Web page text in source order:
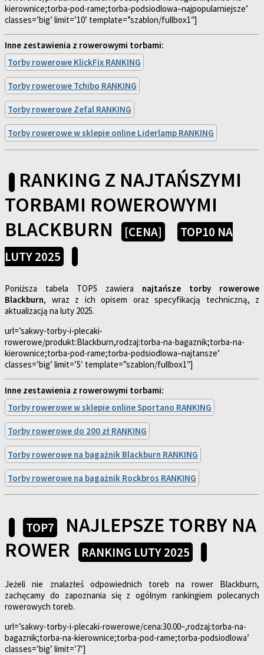
kierownice;torba-pod-rame;torba-podsiodlowa–najpopularniejsze’
classes=’big’ limit=’10’ template=”szablon/fullbox1″]
Inne zestawienia z rowerowymi torbami:
Torby rowerowe KlickFix RANKING
Torby rowerowe Tchibo RANKING
Torby rowerowe Zefal RANKING
Torby rowerowe w sklepie online Liderlamp RANKING
RANKING Z NAJTAŃSZYMI
TORBAMI ROWEROWYMI
BLACKBURN
[CENA]
TOP10 NA
LUTY 2025
Poniższa tabela TOP5 zawiera najtańsze torby rowerowe
Blackburn, wraz z ich opisem oraz specyfikacją techniczną, z
aktualizacją na luty 2025.
url=’sakwy-torby-i-plecaki-
rowerowe/produkt:Blackburn,rodzaj:torba-na-bagaznik;torba-na-
kierownice;torba-pod-rame;torba-podsiodlowa–najtansze’
classes=’big’ limit=’5′ template=”szablon/fullbox1″]
Inne zestawienia z rowerowymi torbami:
Torby rowerowe w sklepie online Sportano RANKING
Torby rowerowe do 200 zł RANKING
Torby rowerowe na bagażnik Blackburn RANKING
Torby rowerowe na bagażnik Rockbros RANKING
TOP7
NAJLEPSZE TORBY NA
ROWER
RANKING LUTY 2025
Jeżeli nie znalazłeś odpowiednich toreb na rower Blackburn,
zachęcamy do zapoznania się z ogólnym rankingiem polecanych
rowerowych toreb.
url=’sakwy-torby-i-plecaki-rowerowe/cena:30.00~,rodzaj:torba-na-
bagaznik;torba-na-kierownice;torba-pod-rame;torba-podsiodlowa’
classes=’big’ limit=’7′]